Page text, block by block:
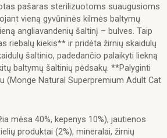
pašaras sterilizuotoms suaugusioms
vieną gyvūninės kilmės baltymų
angliavandenių šaltinį – bulves. Taip
riebalų kiekis** ir pridėta žirnių skaidulų
šaltinio, padedančio palaikyti liekną
baltymų šaltinių pėdsakų. **Palyginti
(Monge Natural Superpremium Adult Cat
mėsa 40%, kepenys 10%), jautienos
produktai (2%), mineralai, žirnių